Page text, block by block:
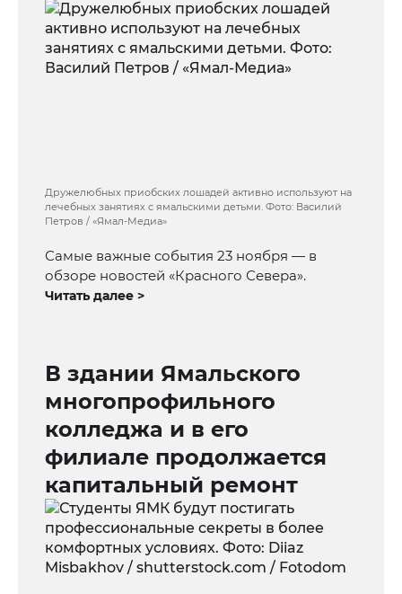
Дружелюбных приобских лошадей активно используют на
лечебных занятиях с ямальскими детьми. Фото: Василий
Петров / «Ямал-Медиа»
Самые важные события 23 ноября — в
обзоре новостей «Красного Севера».
Читать далее >
В здании Ямальского
многопрофильного
колледжа и в его
филиале продолжается
капитальный ремонт